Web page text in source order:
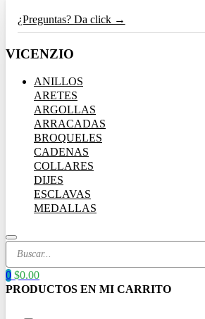
¿Preguntas? Da click →
VICENZIO
ANILLOS
ARETES
ARGOLLAS
ARRACADAS
BROQUELES
CADENAS
COLLARES
DIJES
ESCLAVAS
MEDALLAS
Search
0 $0.00